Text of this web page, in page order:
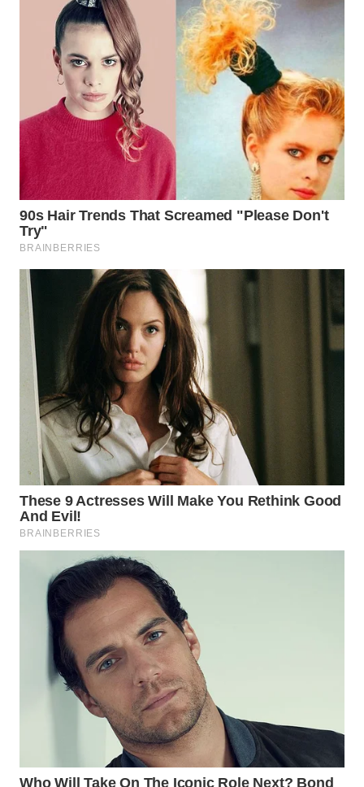
PADANG
LAWAS
WN
SUMEDANG
WN
CIANJUR
WN
KEPULAUAN
SERIBU
TANGERANG
BINJAI
WN
CIREBON
WN
INDRAMAYU
WN
KUNINGAN
WN
MAJALENGKA
SUBANG
PURWAKARTA